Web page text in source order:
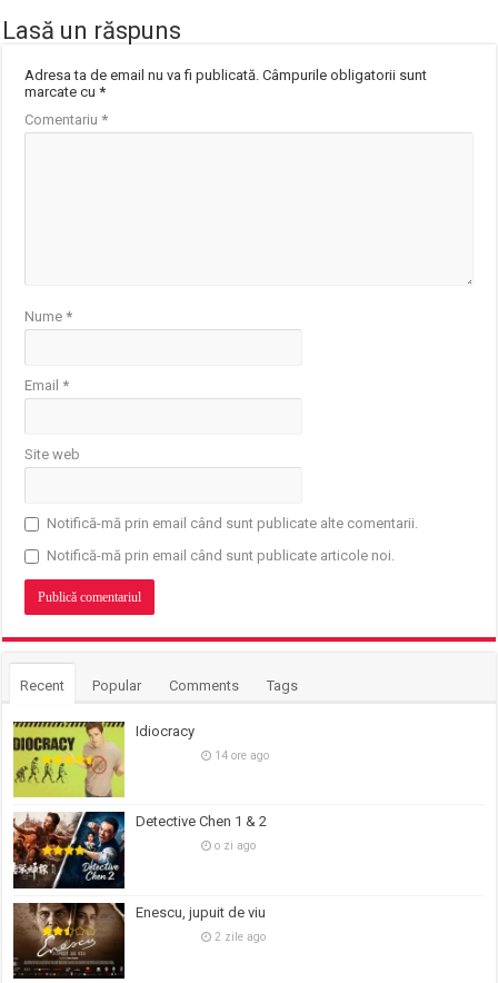
Lasă un răspuns
Adresa ta de email nu va fi publicată. Câmpurile obligatorii sunt
marcate cu*
Comentariu*
Nume*
Email*
Site web
Notifică-mă prin email când sunt publicate alte comentarii.
Notifică-mă prin email când sunt publicate articole noi.
Recent Popular Comments Tags
Idiocracy
14 ore ago
Detective Chen 1 & 2
o zi ago
Enescu, jupuit de viu
2 zile ago